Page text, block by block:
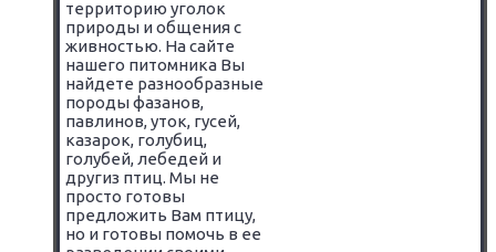
территорию уголок
природы и общения с
живностью. На сайте
нашего питомника Вы
найдете разнообразные
породы фазанов,
павлинов, уток, гусей,
казарок, голубиц,
голубей, лебедей и
другиз птиц. Мы не
просто готовы
предложить Вам птицу,
но и готовы помочь в ее